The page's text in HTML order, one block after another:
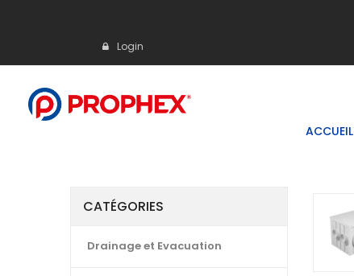
Login
ACCUEIL
CATÉGORIES
Drainage et Evacuation